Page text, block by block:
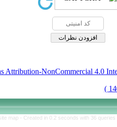
Attribution-NonCommercial 4.0
map - Created in 0.2 seconds with 36 queries